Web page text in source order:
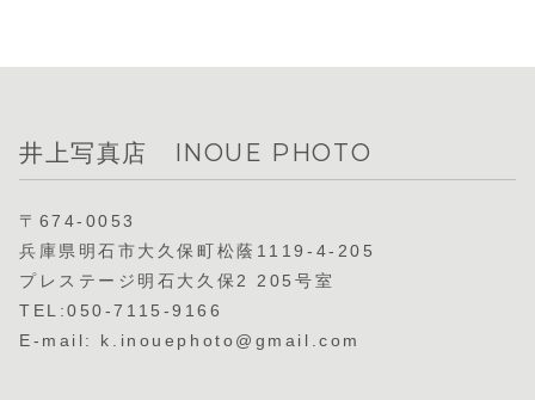
井上写真店 INOUE PHOTO
〒674-0053
兵庫県明石市大久保町松蔭1119-4-205
プレステージ明石大久保2 205号室
TEL:050-7115-9166
E-mail: k.inouephoto@gmail.com